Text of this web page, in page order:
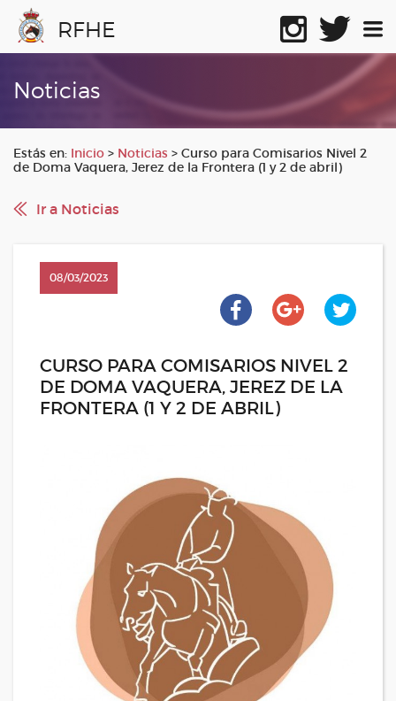
RFHE
Noticias
Estás en: Inicio > Noticias > Curso para Comisarios Nivel 2
de Doma Vaquera, Jerez de la Frontera (1 y 2 de abril)
Ir a Noticias
08/03/2023
CURSO PARA COMISARIOS NIVEL 2
DE DOMA VAQUERA, JEREZ DE LA
FRONTERA (1 Y 2 DE ABRIL)